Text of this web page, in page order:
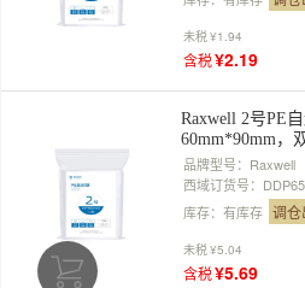
未税¥1.94
含税¥2.19
Raxwell 2号PE
60mm*90mm，
100个/包
品牌型号：Raxwell
西域订货号：
库存：有库存 调仓
未税¥5.04
含税¥5.69